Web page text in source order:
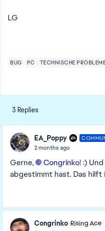
LG
BUG PC TECHNISCHE
3 Replies
EA_Poppy
2 months ago
Gerne, Congrinko​! :)
abgestimmt hast. Das hilft
Congrinko Rising Ace